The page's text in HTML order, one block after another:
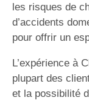
les risques de
d’accidents
pour offrir un
L’expérience à
plupart des
et la possibilité